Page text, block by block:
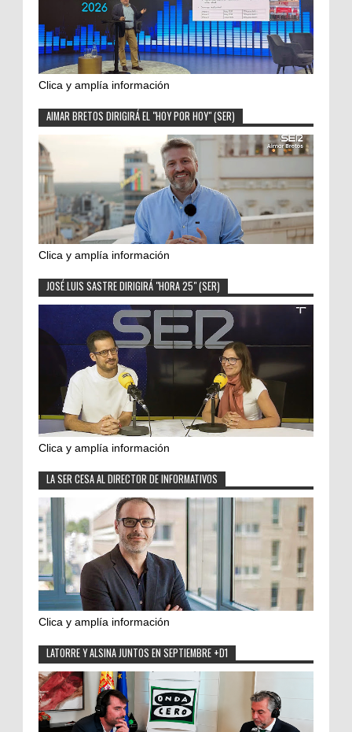
Clica y amplía información
AIMAR BRETOS DIRIGIRÁ EL "HOY POR HOY" (SER)
Clica y amplía información
JOSÉ LUIS SASTRE DIRIGIRÁ "HORA 25" (SER)
Clica y amplía información
LA SER CESA AL DIRECTOR DE INFORMATIVOS
Clica y amplía información
LATORRE Y ALSINA JUNTOS EN SEPTIEMBRE +D1